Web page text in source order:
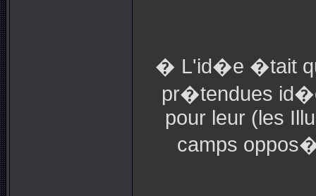
� L'id�e �tait
pr�tendues
pour leur (les
camps